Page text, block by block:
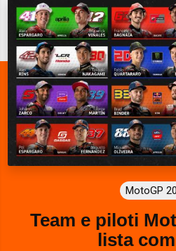
MotoGP
Team e piloti
lista